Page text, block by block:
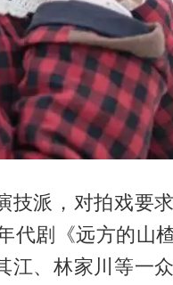
技派，对拍戏要
代剧《远方的山
江、林家川等一